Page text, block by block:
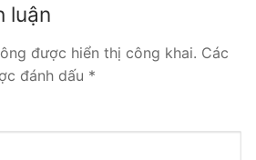
S300
SYSTEM
Cloud
luận
được hiển thị công khai. Các
đánh dấu *